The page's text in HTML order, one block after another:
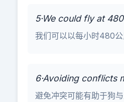
5·We could fly at
我们可以以每小时480公
6·Avoiding conflicts
避免冲突可能有助于狗